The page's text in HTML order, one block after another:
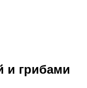
и грибами